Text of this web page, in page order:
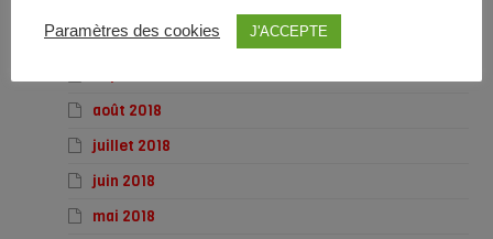
octobre 2018
août 2018
juillet 2018
juin 2018
mai 2018
Paramètres des cookies J'ACCEPTE